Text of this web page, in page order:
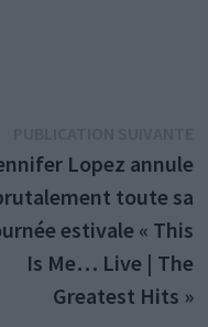
:
Lopez annule
toute sa
estivale « This
Is Me… Live | The
Greatest Hits »